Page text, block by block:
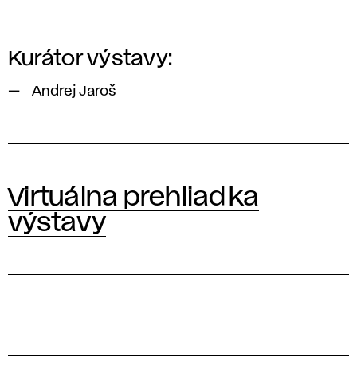
Kurátor výstavy:
Andrej Jaroš
Virtuálna prehliadka
výstavy